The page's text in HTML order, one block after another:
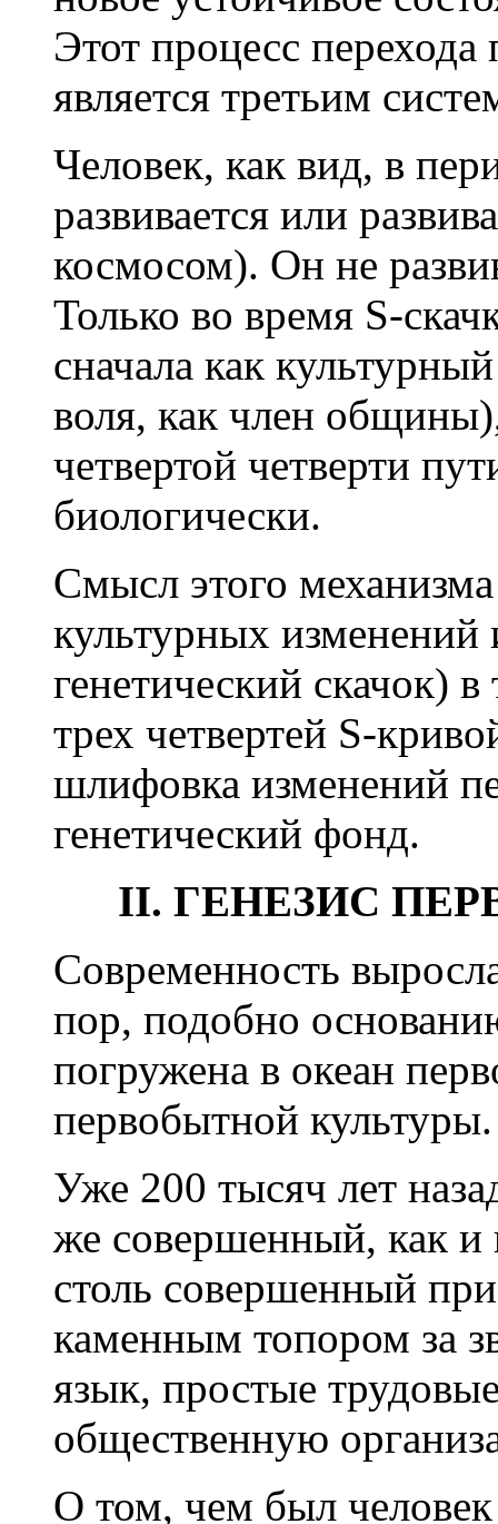
Этот процесс
является третьим
Человек, как вид, в
развивается или
космосом). Он не
Только во время S-
сначала как
воля, как член
четвертой четверти
биологически.
Смысл этого
культурных изменений
генетический скачок)
трех четвертей S-
шлифовка изменений
генетический фонд.
II. ГЕНЕЗИС
Современность
пор, подобно
погружена в океан
первобытной культуры.
Уже 200 тысяч лет
же совершенный, как и
столь совершенный
каменным топором за
язык, простые
общественную
О том, чем был